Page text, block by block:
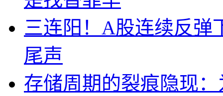
三连阳！A股连续反弹
尾声
存储周期的裂痕隐现